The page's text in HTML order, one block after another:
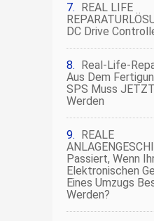
REAL LIFE
DC Drive
Real-Life-
Aus Dem
SPS Muss
Werden
REALE
Passiert, Wenn
Elektronischen
Eines Umzugs
Werden?